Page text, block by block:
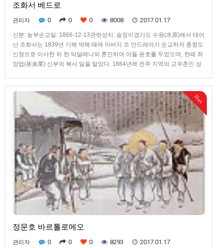
조화서 베드로
관리자 0 0 0 8008 2017.01.17
신분: 농부순교일: 1866-12-13관련성지: 숲정이경기도 수원(水原)에서 태어
난 조화서는 1839년 기해 박해 때에 아버지 조 안드레아가 순교하자 충청도
신창으로 이사한 뒤 한 막달레나와 혼인하여 아들 윤호를 두었으며, 한때 최
양업(崔良業) 신부의 복사 일을 맡았다. 1864년에 전주 지역의 교우촌인 성
전주 감영 전면옥에 갇혔는데, 부자가 옥에서 순교를 다짐하며 서로 격려하
였다. 아들과 함께 예닐곱 차례의 신문을 받은 조화서는 후손이 끊기는 것을
염려하는 척하며 배교를 권유하는 관장의 유혹을 뿌리치고, 12월 13일 5명
의 교우와 함께 전주 서문 밖 숲정이에서 참수형을 받아 52세의 나이로 순교
하였다.
Hot
정문호 바르톨로메오
관리자 0 0 0 8293 2017.01.17